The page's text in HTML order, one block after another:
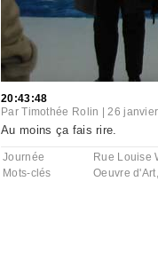
20:43:48
ParTimothée Rolin |26
Au moins ça fais rire.
Journée
Rue Louise
Mots-clés
Oeuvre d'Art